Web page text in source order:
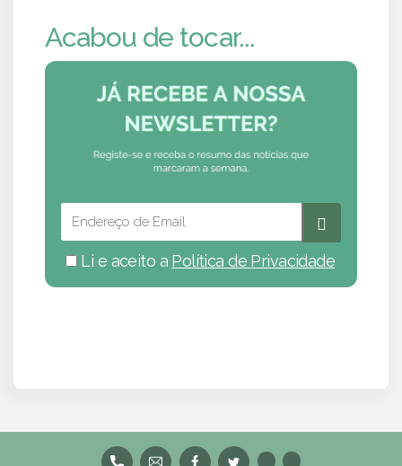
Acabou de tocar...
Li e aceito a Política de Privacidade